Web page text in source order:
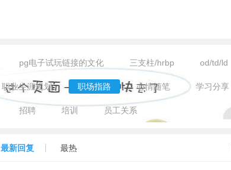
pg电子试玩链接的文化 三支柱/hrbp od/td/ld
职业生涯规划 职场指路 心情随笔 学习分享
招聘 培训 员工关系
最新回复 最热